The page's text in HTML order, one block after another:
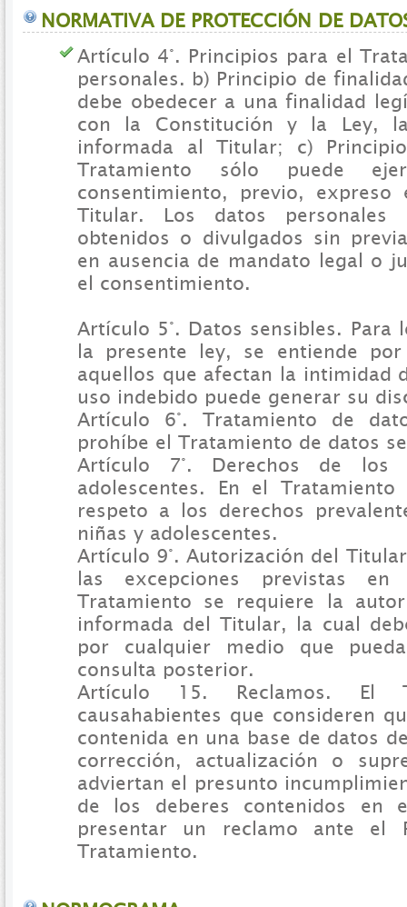
NORMATIVA DE PROTECCIÓN DE
Artículo 4°. Principios para el
personales. b) Principio de
debe obedecer a una finalidad
con la Constitución y la Ley,
informada al Titular; c)
Tratamiento sólo puede
consentimiento, previo,
Titular. Los datos
obtenidos o divulgados sin
en ausencia de mandato legal o
el consentimiento.
Artículo 5°. Datos sensibles. Para
la presente ley, se entiende
aquellos que afectan la intimidad
uso indebido puede generar su
Artículo 6°. Tratamiento de
prohíbe el Tratamiento de datos
Artículo 7°. Derechos de los
adolescentes. En el
respeto a los derechos
niñas y adolescentes.
Artículo 9°. Autorización del
las excepciones previstas
Tratamiento se requiere la
informada del Titular, la cual
por cualquier medio que
consulta posterior.
Artículo 15. Reclamos. El
causahabientes que consideren
contenida en una base de datos
corrección, actualización o
adviertan el presunto
de los deberes contenidos en
presentar un reclamo ante el
Tratamiento.